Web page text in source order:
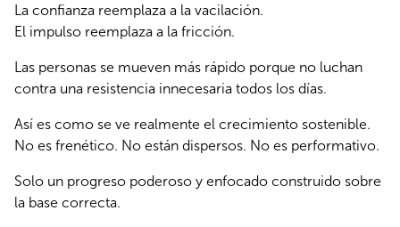
La confianza reemplaza a la vacilación.
El impulso reemplaza a la fricción.
Las personas se mueven más rápido porque no luchan
contra una resistencia innecesaria todos los días.
Así es como se ve realmente el crecimiento sostenible.
No es frenético. No están dispersos. No es performativo.
Solo un progreso poderoso y enfocado construido sobre
la base correcta.